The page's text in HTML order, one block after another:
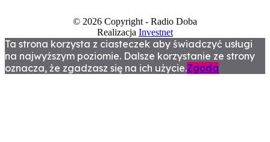
© 2026 Copyright - Radio Doba
Realizacja Investnet
Ta strona korzysta z ciasteczek aby świadczyć usługi
na najwyższym poziomie. Dalsze korzystanie ze strony
oznacza, że zgadzasz się na ich użycie.Zgoda